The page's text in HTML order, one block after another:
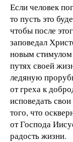
Если человек
то пусть это
чтобы после
заповедал
новым стимулом
путях своей
ледяную
от греха к
исповедать
того, что
от Господа
радость жизни.